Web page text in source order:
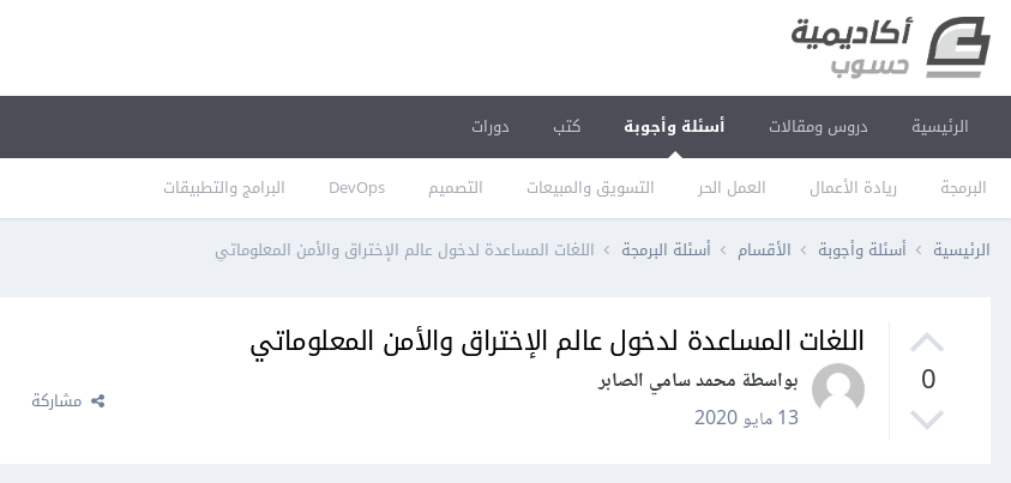
الرئيسية دروس ومقالات أسئلة وأجوبة
البرمجة ريادة الأعمال العمل الحر التسويق والمبيعات التصميم DevOps البرامج والتطبيقات
كتب دورات
الرئيسية أسئلة وأجوبة الأقسام أسئلة البرمجة اللغات المساعدة لدخول عالم الإختراق والأمن المعلوماتي
0
اللغات المساعدة لدخول عالم الإختراق والأمن المعلوماتي
بواسطة محمد سامي الصابر
13 مايو 2020
مشاركة